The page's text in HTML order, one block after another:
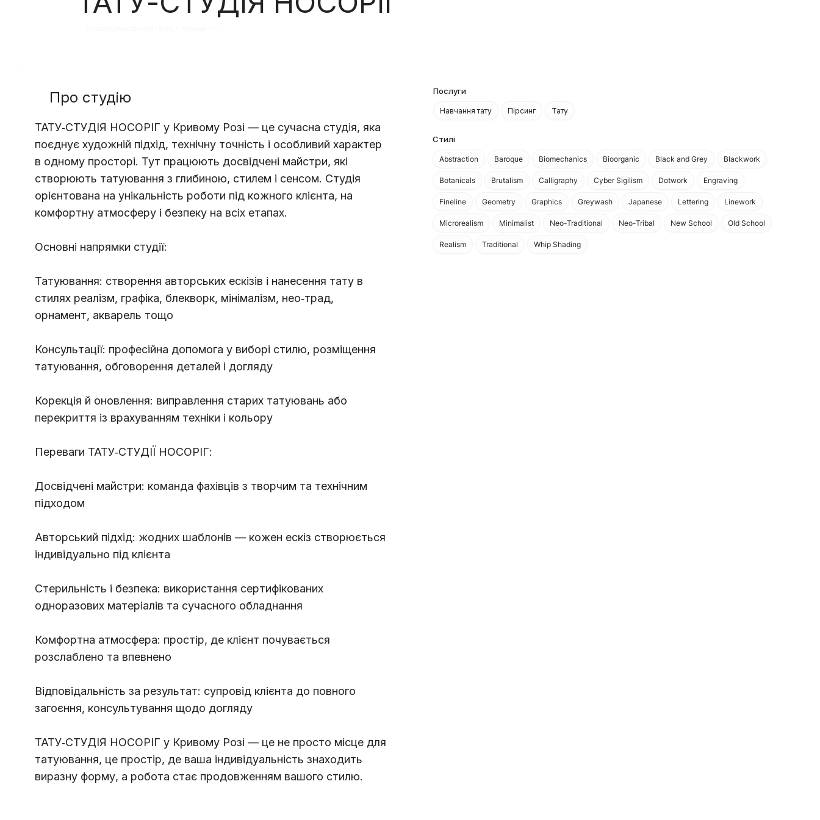
Про студію
ТАТУ‑СТУДІЯ НОСОРІГ у Кривому Розі — це сучасна студія, яка
поєднує художній підхід, технічну точність і особливий характер
в одному просторі. Тут працюють досвідчені майстри, які
створюють татуювання з глибиною, стилем і сенсом. Студія
орієнтована на унікальність роботи під кожного клієнта, на
комфортну атмосферу і безпеку на всіх етапах.
Основні напрямки студії:
Татуювання: створення авторських ескізів і нанесення тату в
стилях реалізм, графіка, блекворк, мінімалізм, нео‑трад,
орнамент, акварель тощо
Консультації: професійна допомога у виборі стилю, розміщення
татуювання, обговорення деталей і догляду
Корекція й оновлення: виправлення старих татуювань або
перекриття із врахуванням техніки і кольору
Переваги ТАТУ‑СТУДІЇ НОСОРІГ:
Досвідчені майстри: команда фахівців з творчим та технічним
підходом
Авторський підхід: жодних шаблонів — кожен ескіз створюється
індивідуально під клієнта
Стерильність і безпека: використання сертифікованих
одноразових матеріалів та сучасного обладнання
Комфортна атмосфера: простір, де клієнт почувається
розслаблено та впевнено
Відповідальність за результат: супровід клієнта до повного
загоєння, консультування щодо догляду
ТАТУ‑СТУДІЯ НОСОРІГ у Кривому Розі — це не просто місце для
татуювання, це простір, де ваша індивідуальність знаходить
виразну форму, а робота стає продовженням вашого стилю.
Послуги
Навчання тату Пірсинг Тату
Стилі
Abstraction Baroque Biomechanics Bioorganic Black and Grey Blackwork
Botanicals Brutalism Calligraphy Cyber Sigilism Dotwork Engraving
Fineline Geometry Graphics Greywash Japanese Lettering Linework
Microrealism Minimalist Neo-Traditional Neo-Tribal New School Old School
Realism Traditional Whip Shading